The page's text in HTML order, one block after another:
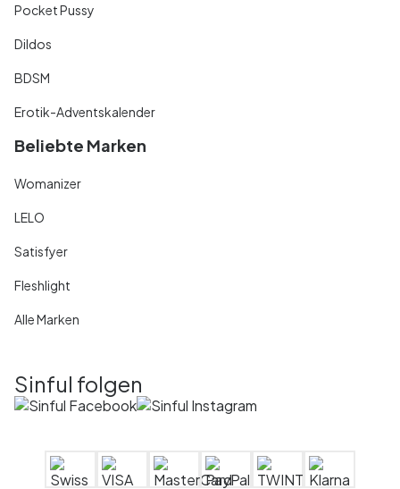
Pocket Pussy
Dildos
BDSM
Erotik-Adventskalender
Beliebte Marken
Womanizer
LELO
Satisfyer
Fleshlight
Alle Marken
Sinful folgen